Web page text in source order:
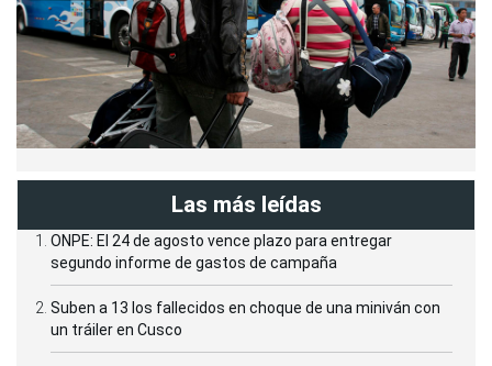
Las más leídas
ONPE: El 24 de agosto vence plazo para entregar
segundo informe de gastos de campaña
Suben a 13 los fallecidos en choque de una miniván con
un tráiler en Cusco